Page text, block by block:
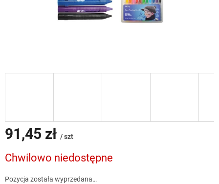
91,45 zł / szt
jednostkowa:
Chwilowo niedostępne
Pozycja została wyprzedana…